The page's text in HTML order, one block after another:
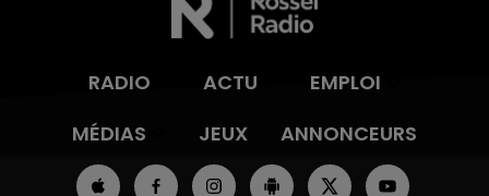
RADIO ACTU
EMPLOI
MÉDIAS
JEUX ANNONCEURS